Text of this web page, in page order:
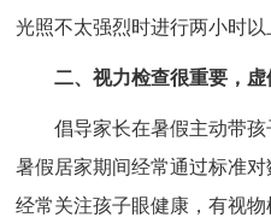
光照不太强烈时进行两小时以
二、视力检查很重要，
倡导家长在暑假主动带
暑假居家期间经常通过标准对
经常关注孩子眼健康，有视